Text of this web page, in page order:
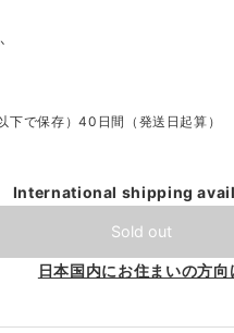
で保存）40日間（発送日起算）
International shipping
Sold out
日本国内にお住まいの方向